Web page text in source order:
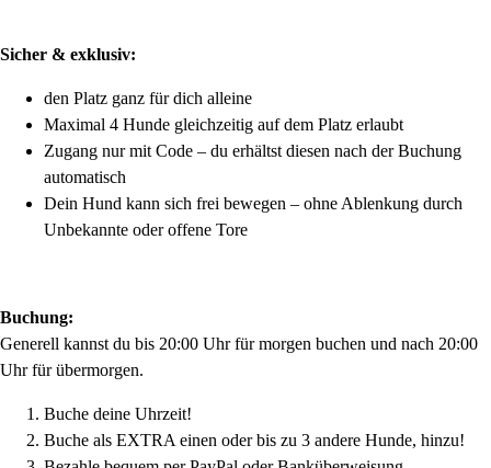
Sicher & exklusiv:
den Platz ganz für dich alleine
Maximal 4 Hunde gleichzeitig auf dem Platz erlaubt
Zugang nur mit Code – du erhältst diesen nach der Buchung
automatisch
Dein Hund kann sich frei bewegen – ohne Ablenkung durch
Unbekannte oder offene Tore
Buchung:
Generell kannst du bis 20:00 Uhr für morgen buchen und nach 20:00
Uhr für übermorgen.
Buche deine Uhrzeit!
Buche als EXTRA einen oder bis zu 3 andere Hunde, hinzu!